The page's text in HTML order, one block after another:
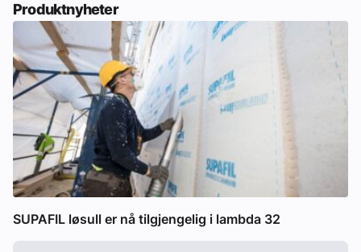
Produktnyheter
SUPAFIL løsull er nå tilgjengelig i lambda 32